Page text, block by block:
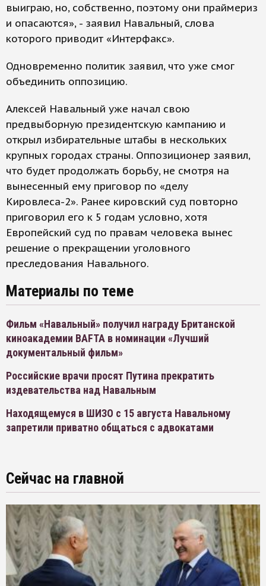
выиграю, но, собственно, поэтому они праймериз
и опасаются», - заявил Навальный, слова
которого приводит «Интерфакс».
Одновременно политик заявил, что уже смог
объединить оппозицию.
Алексей Навальный уже начал свою
предвыборную президентскую кампанию и
открыл избирательные штабы в нескольких
крупных городах страны. Оппозиционер заявил,
что будет продолжать борьбу, не смотря на
вынесенный ему приговор по «делу
Кировлеса-2». Ранее кировский суд повторно
приговорил его к 5 годам условно, хотя
Европейский суд по правам человека вынес
решение о прекращении уголовного
преследования Навального.
Материалы по теме
Фильм «Навальный» получил награду Британской
киноакадемии BAFTA в номинации «Лучший
документальный фильм»
Российские врачи просят Путина прекратить
издевательства над Навальным
Находящемуся в ШИЗО с 15 августа Навальному
запретили приватно общаться с адвокатами
Сейчас на главной